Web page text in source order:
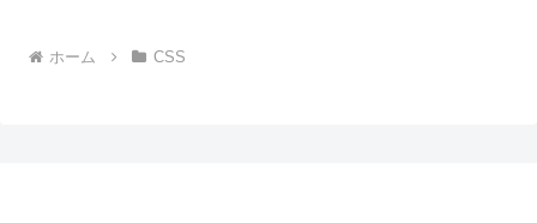
ホーム CSS